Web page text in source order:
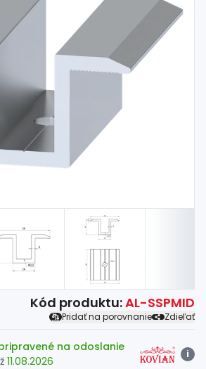
Kód produktu:AL-SSPMID
Pridať na porovnanie Zdieľať
na odoslanie
11.08.2026
i